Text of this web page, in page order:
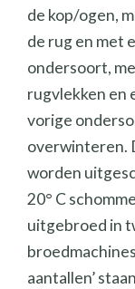
de kop/ogen,
de rug en met
ondersoort,
rugvlekken en
vorige
overwinteren.
worden
20° C
uitgebroed in
aantallen’